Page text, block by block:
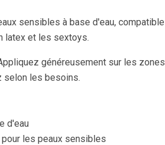
sensibles à base d'eau, compatible
latex et les sextoys.
généreusement sur les zones
selon les besoins.
d'eau
les peaux sensibles